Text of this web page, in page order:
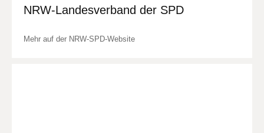
NRW-Landesverband der SPD
Mehr auf der NRW-SPD-Website